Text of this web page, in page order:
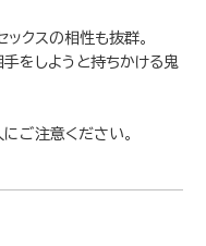
クスの相性も抜群。
をしようと持ちかける鬼
ご注意ください。